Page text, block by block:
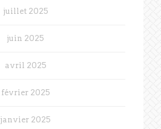
juillet 2025
juin 2025
avril 2025
février 2025
janvier 2025